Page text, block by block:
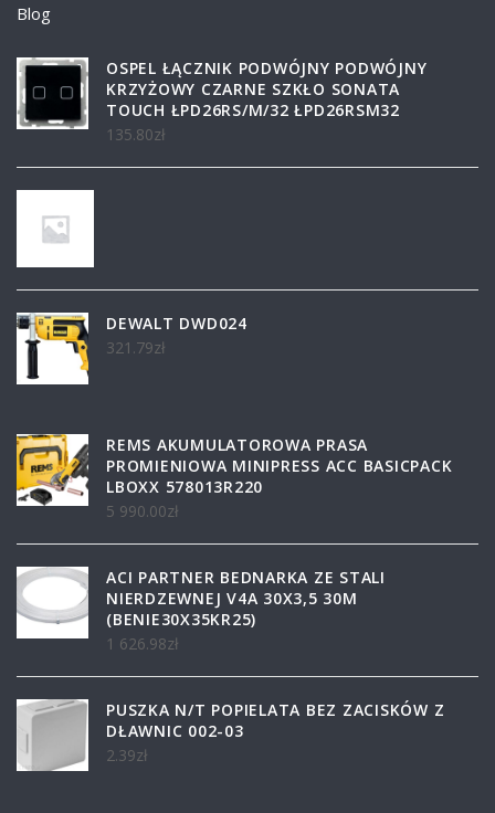
Blog
OSPEL ŁĄCZNIK PODWÓJNY PODWÓJNY
KRZYŻOWY CZARNE SZKŁO SONATA
TOUCH ŁPD26RS/M/32 ŁPD26RSM32
135.80zł
DEWALT DWD024
321.79zł
REMS AKUMULATOROWA PRASA
PROMIENIOWA MINIPRESS ACC BASICPACK
LBOXX 578013R220
5 990.00zł
ACI PARTNER BEDNARKA ZE STALI
NIERDZEWNEJ V4A 30X3,5 30M
(BENIE30X35KR25)
1 626.98zł
PUSZKA N/T POPIELATA BEZ ZACISKÓW Z
DŁAWNIC 002-03
2.39zł